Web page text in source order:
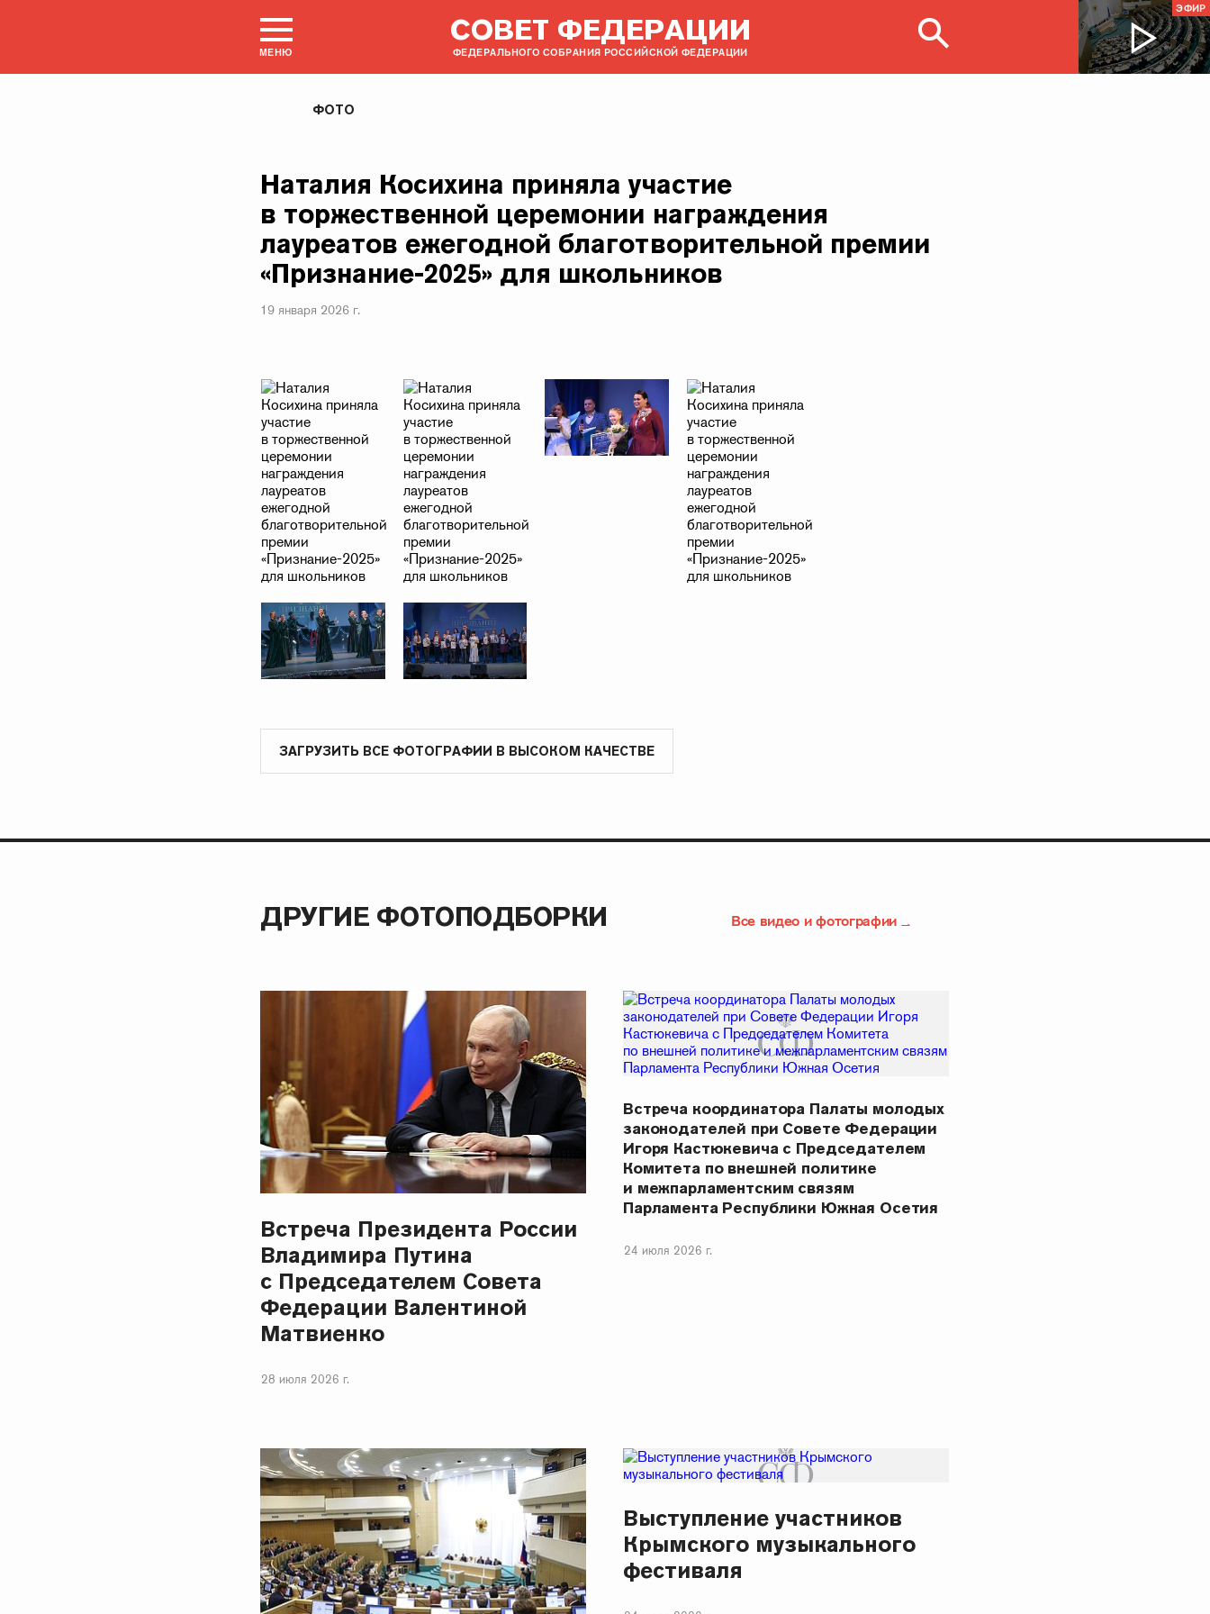
МЕНЮ
СОВЕТ ФЕДЕРАЦИИ
ФЕДЕРАЛЬНОГО СОБРАНИЯ РОССИЙСКОЙ ФЕДЕРАЦИИ
ЭФИР
ФОТО
Наталия Косихина приняла участие
в торжественной церемонии награждения
лауреатов ежегодной благотворительной премии
«Признание-2025» для школьников
19 января 2026 г.
ЗАГРУЗИТЬ ВСЕ ФОТОГРАФИИ В ВЫСОКОМ КАЧЕСТВЕ
ДРУГИЕ ФОТОПОДБОРКИ Все видео и фотографии
Встреча Президента России
Владимира Путина
с Председателем Совета
Федерации Валентиной
Матвиенко
28 июля 2026 г.
Встреча координатора Палаты молодых
законодателей при Совете Федерации
Игоря Кастюкевича с Председателем
Комитета по внешней политике
и межпарламентским связям
Парламента Республики Южная Осетия
24 июля 2026 г.
Выступление участников
Крымского музыкального
фестиваля